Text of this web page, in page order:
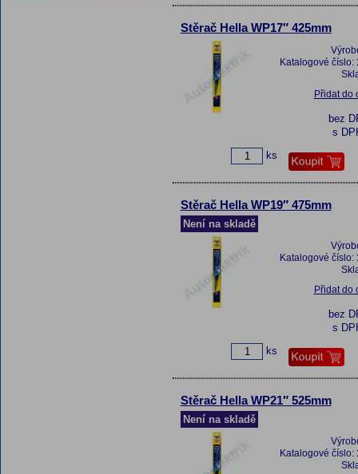
Stěrač Hella WP17″ 425mm
Katalogové číslo:
Přidat do
bez
s
ks
Stěrač Hella WP19″ 475mm
Není na skladě
Katalogové číslo:
Přidat do
bez
s
ks
Stěrač Hella WP21″ 525mm
Není na skladě
Katalogové číslo: